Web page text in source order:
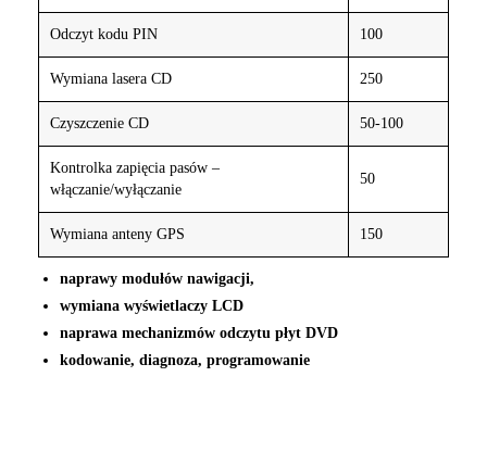
Odczyt kodu PIN 100
Wymiana lasera CD 250
Czyszczenie CD 50-100
Kontrolka zapięcia pasów –
włączanie/wyłączanie
50
Wymiana anteny GPS 150
naprawy modułów nawigacji,
wymiana wyświetlaczy LCD
naprawa mechanizmów odczytu płyt DVD
kodowanie, diagnoza, programowanie